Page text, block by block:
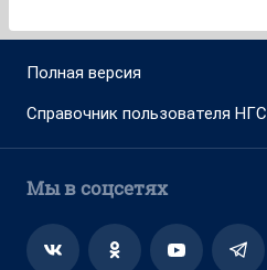
Полная версия
Справочник пользователя НГС
Мы в соцсетях